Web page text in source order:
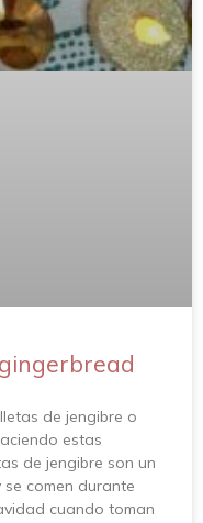
de jengibre o
estas
de jengibre son un
comen durante
cuando toman